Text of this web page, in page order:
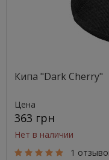
Кипа "Dark Cherry"
Цена
363 грн
Нет в наличии
1